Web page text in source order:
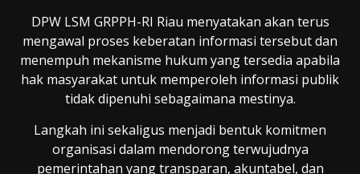
DPW LSM GRPPH-RI Riau menyatakan akan terus
mengawal proses keberatan informasi tersebut dan
menempuh mekanisme hukum yang tersedia apabila
hak masyarakat untuk memperoleh informasi publik
tidak dipenuhi sebagaimana mestinya.
Langkah ini sekaligus menjadi bentuk komitmen
organisasi dalam mendorong terwujudnya
pemerintahan yang transparan, akuntabel, dan